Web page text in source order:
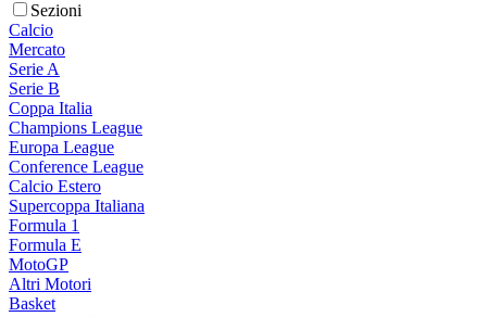
Sezioni
Calcio
Mercato
Serie A
Serie B
Coppa Italia
Champions League
Europa League
Conference League
Calcio Estero
Supercoppa Italiana
Formula 1
Formula E
MotoGP
Altri Motori
Basket